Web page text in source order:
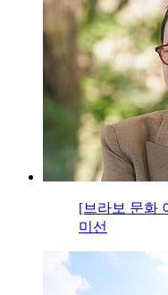
[브라보 문화
미선